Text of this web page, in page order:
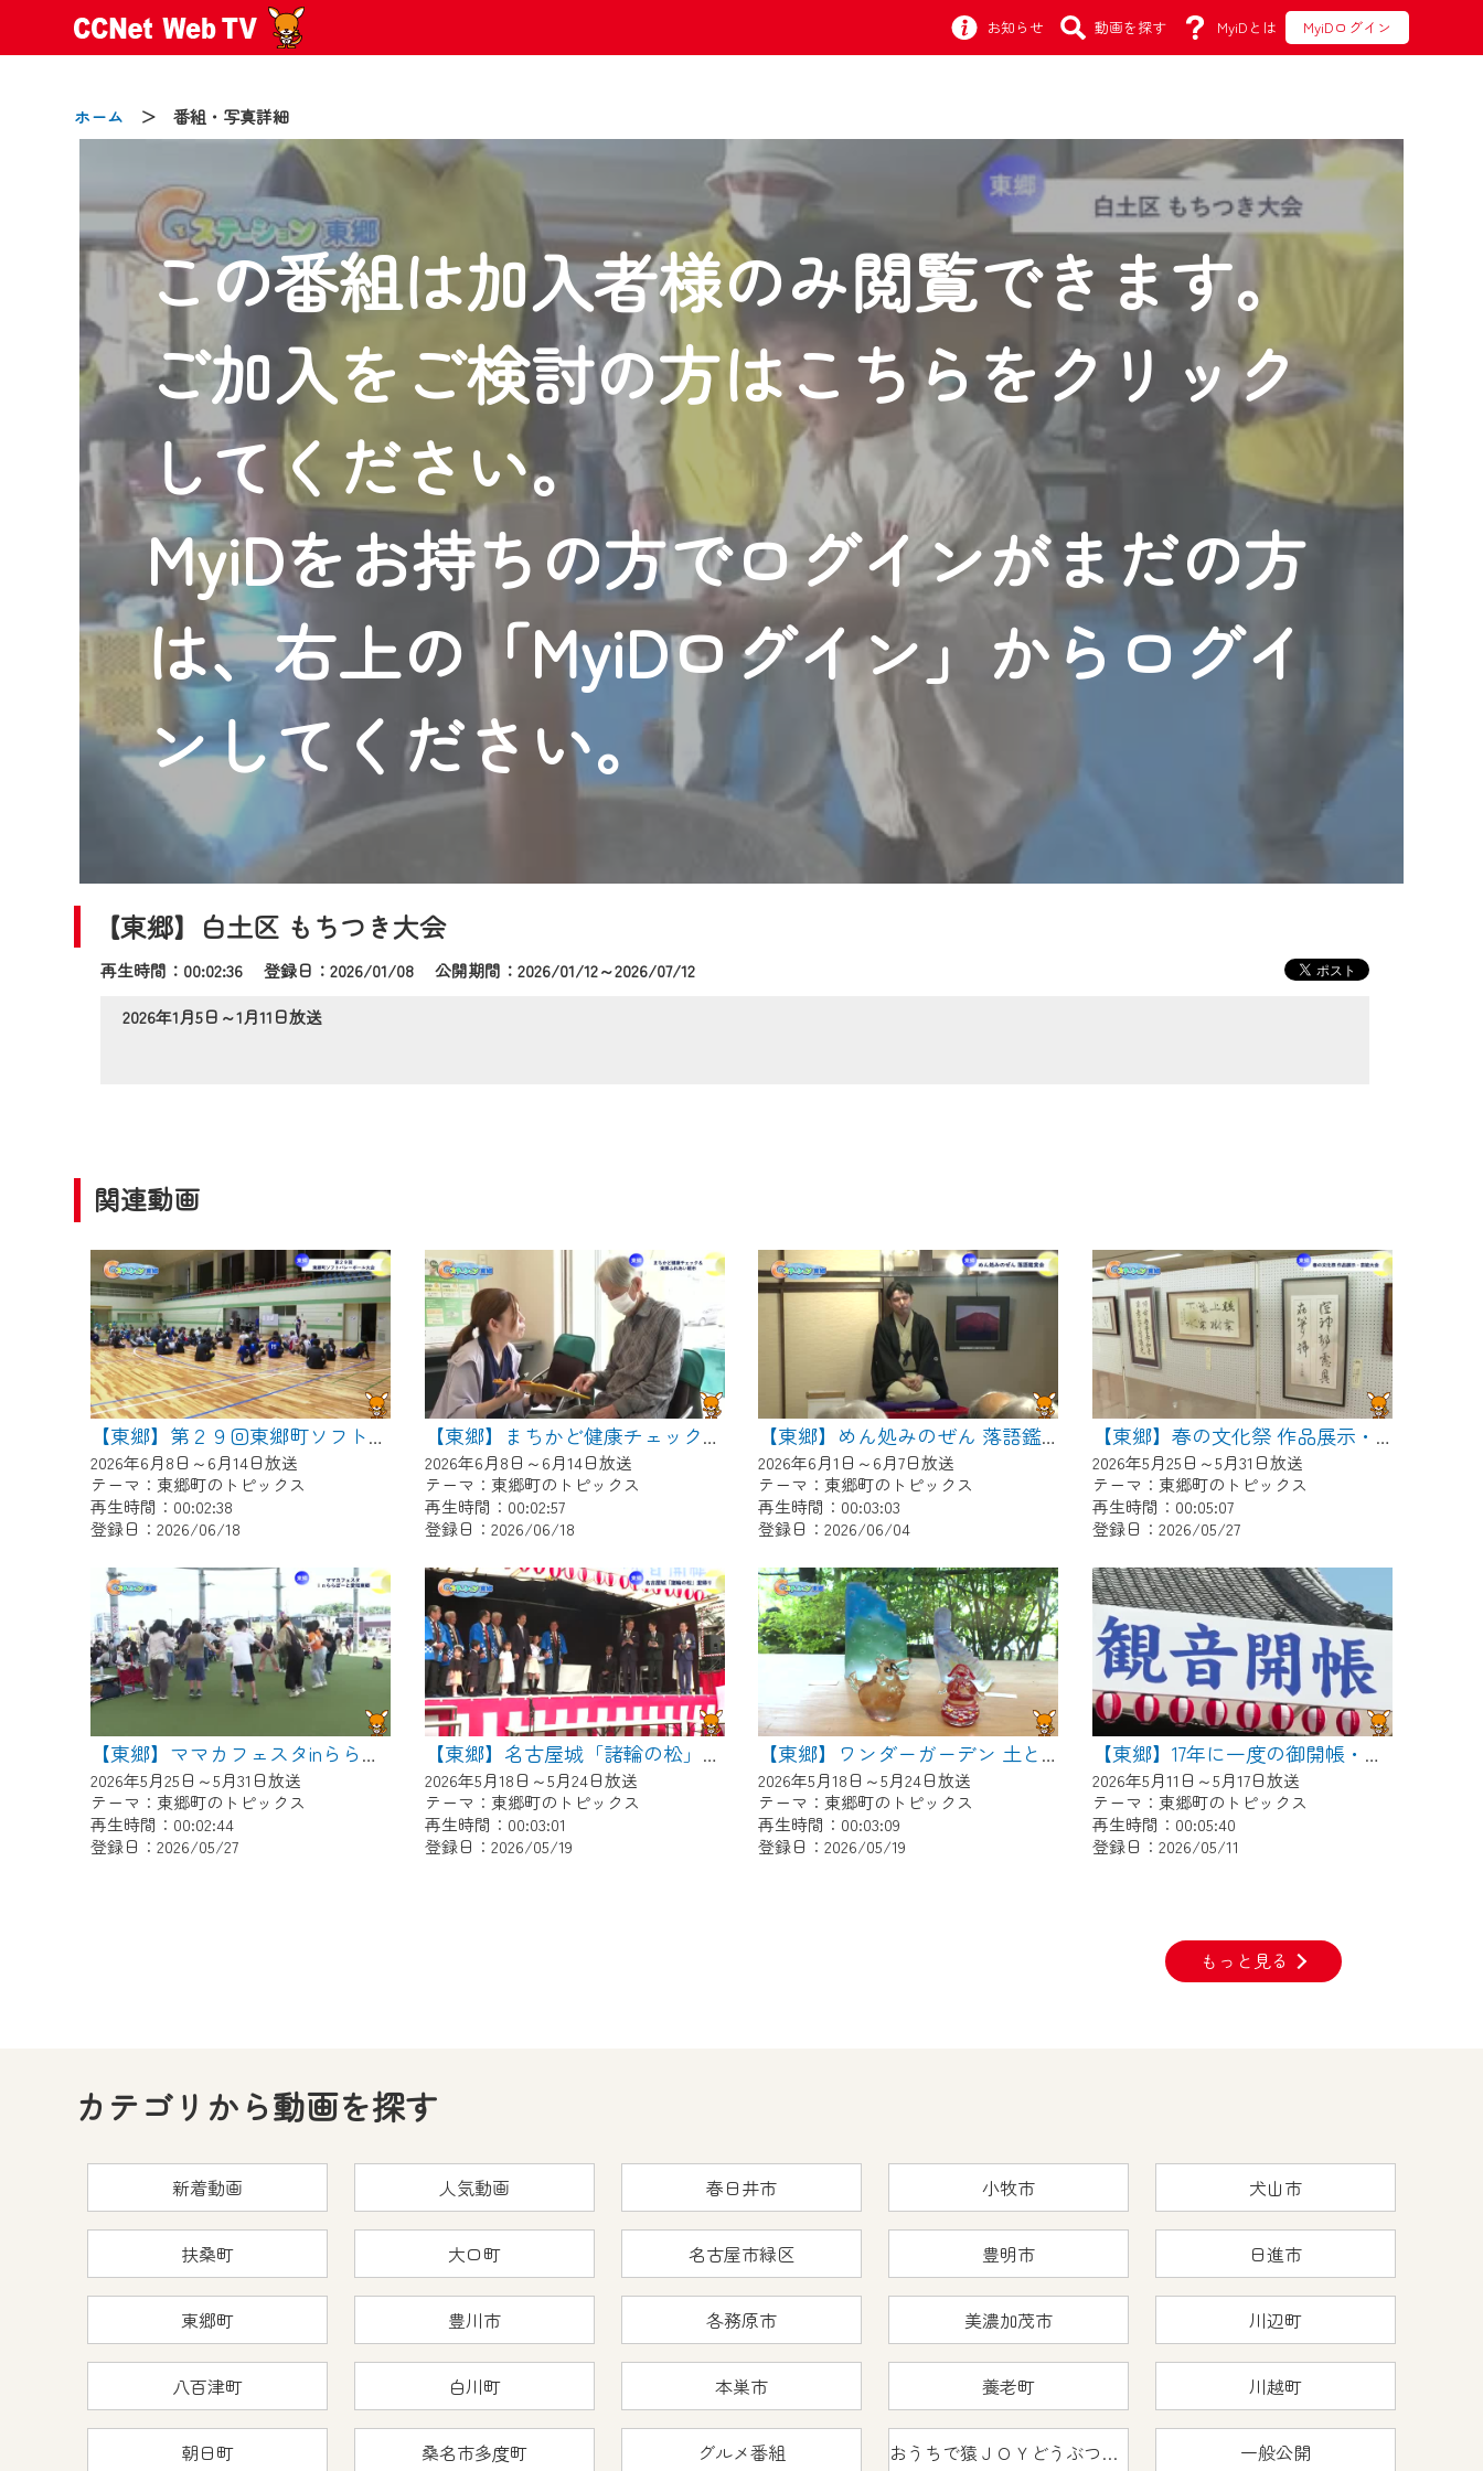
お知らせ 動画を探す MyiDとは MyiDログイン
ホーム ＞ 番組・写真詳細
この番組は加入者様のみ閲覧できます。
ご加入をご検討の方はこちらをクリック
してください。
MyiDをお持ちの方でログインがまだの方
は、右上の「MyiDログイン」からログイ
ンしてください。
【東郷】白土区 もちつき大会
再生時間：00:02:36 登録日：2026/01/08公開期間：2026/01/12～2026/07/12
2026年1月5日～1月11日放送
関連動画
【東郷】第２９回東郷町ソフトバレーボール大会
2026年6月8日～6月14日放送
テーマ：東郷町のトピックス
再生時間：00:02:38
登録日：2026/06/18
【東郷】まちかど健康チェック＆東郷ふれあい朝市
2026年6月8日～6月14日放送
テーマ：東郷町のトピックス
再生時間：00:02:57
登録日：2026/06/18
【東郷】めん処みのぜん 落語鑑賞会
2026年6月1日～6月7日放送
テーマ：東郷町のトピックス
再生時間：00:03:03
登録日：2026/06/04
【東郷】春の文化祭 作品展示・芸能大会
2026年5月25日～5月31日放送
テーマ：東郷町のトピックス
再生時間：00:05:07
登録日：2026/05/27
【東郷】ママカフェスタinららぽーと愛知東郷
2026年5月25日～5月31日放送
テーマ：東郷町のトピックス
再生時間：00:02:44
登録日：2026/05/27
【東郷】名古屋城「諸輪の松」里帰り
2026年5月18日～5月24日放送
テーマ：東郷町のトピックス
再生時間：00:03:01
登録日：2026/05/19
【東郷】ワンダーガーデン 土とガラスとペインティング
2026年5月18日～5月24日放送
テーマ：東郷町のトピックス
再生時間：00:03:09
登録日：2026/05/19
【東郷】17年に一度の御開帳・稚児行列
2026年5月11日～5月17日放送
テーマ：東郷町のトピックス
再生時間：00:05:40
登録日：2026/05/11
もっと見る
カテゴリから動画を探す
新着動画 人気動画 春日井市 小牧市 犬山市
扶桑町 大口町 名古屋市緑区 豊明市 日進市
東郷町 豊川市 各務原市 美濃加茂市 川辺町
八百津町 白川町 本巣市 養老町 川越町
朝日町 桑名市多度町 グルメ番組 おうちで猿ＪＯＹどうぶつえん 一般公開
お知らせ
2024/09/02
動画配信サービス『CCNet Web TV』は2024年9月24日からリニューアルします！
【変更点】
◆デザイン変更により、お住まいの地域の動画コンテンツが一目瞭然。
◆当社アプリやＰＣブラウザから、いつでも・どこでも・外出先でも！
CCNetサービスエリア20市町の地域情報番組をご視聴いただけます！
【ご注意】
2024年9月24日からはご加入者様へのサービス向上のため、
『CCNet Web TV』を利用いただくには、一部コンテンツを除き、
CCNetサービスへの加入と『CCNetマイページ※』へのログインが必要となります。
何卒、ご理解ご了承の程よろしくお願いいたします。
※マイページへのログインには、MyIDが必要となります。
※MyIDとは、CCNet Web TVを含むCCNetの各種サービスをご利用頂くためのIDです。
IDはお客様が使っているメールアドレスで設定できます。
（GmailやYahooなどのフリーメールアドレスでも作成可能です）
※マイページへのログイン・MyIDの新規登録はこちら から
※CCNetアプリをご利用中の方は引き続きご視聴いただけます。
＜メンテナンス情報＞
CCNetWebTVのリニューアルにともないメンテナンス作業を予定しています。
日時 9/24 9:30～16:30
ご不便をおかけいたしますが、ご了承の程よろしくお願いいたします。